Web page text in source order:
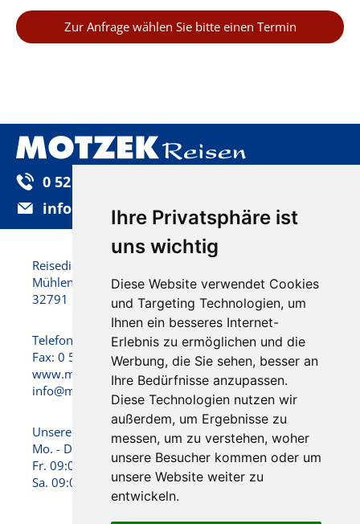
Ihre Privatsphäre ist
uns wichtig
Diese Website verwendet Cookies
und Targeting Technologien, um
Ihnen ein besseres Internet-
Erlebnis zu ermöglichen und die
Werbung, die Sie sehen, besser an
Ihre Bedürfnisse anzupassen.
Diese Technologien nutzen wir
außerdem, um Ergebnisse zu
messen, um zu verstehen, woher
unsere Besucher kommen oder um
unsere Website weiter zu
entwickeln.
Zur Anfrage wählen Sie bitte einen Termin
0 52 32 / 92 25-0
info@motzek-reisen.de
Reisedienst Motzek GmbH & Co. KG
Mühlenstraße 22
32791 Lage
Telefon: 0 52 32 / 92 25 - 0
Fax: 0 52 32 / 92 25 -25
www.motzek-reisen.de
info@motzek-reisen.de
Unsere Öffnungszeiten:
Mo. - Do. 09:00 - 17:00 Uhr
Fr. 09:00 - 15:00 Uhr
Sa. 09:00 - 13:00 Uhr